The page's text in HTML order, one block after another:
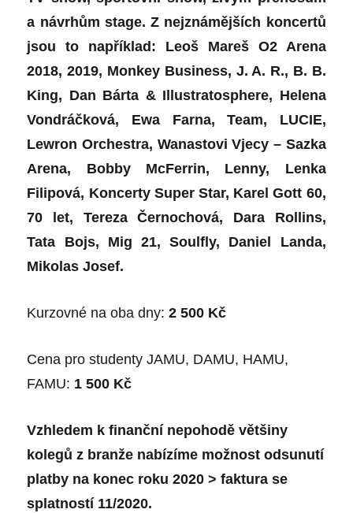
a návrhům stage. Z nejznámějších koncertů
jsou to například: Leoš Mareš O2 Arena
2018, 2019, Monkey Business, J. A. R., B. B.
King, Dan Bárta & Illustratosphere, Helena
Vondráčková, Ewa Farna, Team, LUCIE,
Lewron Orchestra, Wanastovi Vjecy – Sazka
Arena, Bobby McFerrin, Lenny, Lenka
Filipová, Koncerty Super Star, Karel Gott 60,
70 let, Tereza Černochová, Dara Rollins,
Tata Bojs, Mig 21, Soulfly, Daniel Landa,
MikolasJosef.
Kurzovné na oba dny: 2 500 Kč
Cena pro studenty JAMU, DAMU, HAMU,
FAMU: 1 500 Kč
Vzhledem k finanční nepohodě většiny
kolegů z branže nabízíme možnost odsunutí
platby na konec roku 2020 > faktura se
splatností 11/2020.